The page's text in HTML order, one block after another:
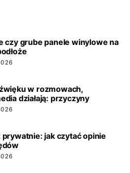
czy grube panele winylowe na
w rozmowach,
działają: przyczyny
prywatnie: jak czytać opinie